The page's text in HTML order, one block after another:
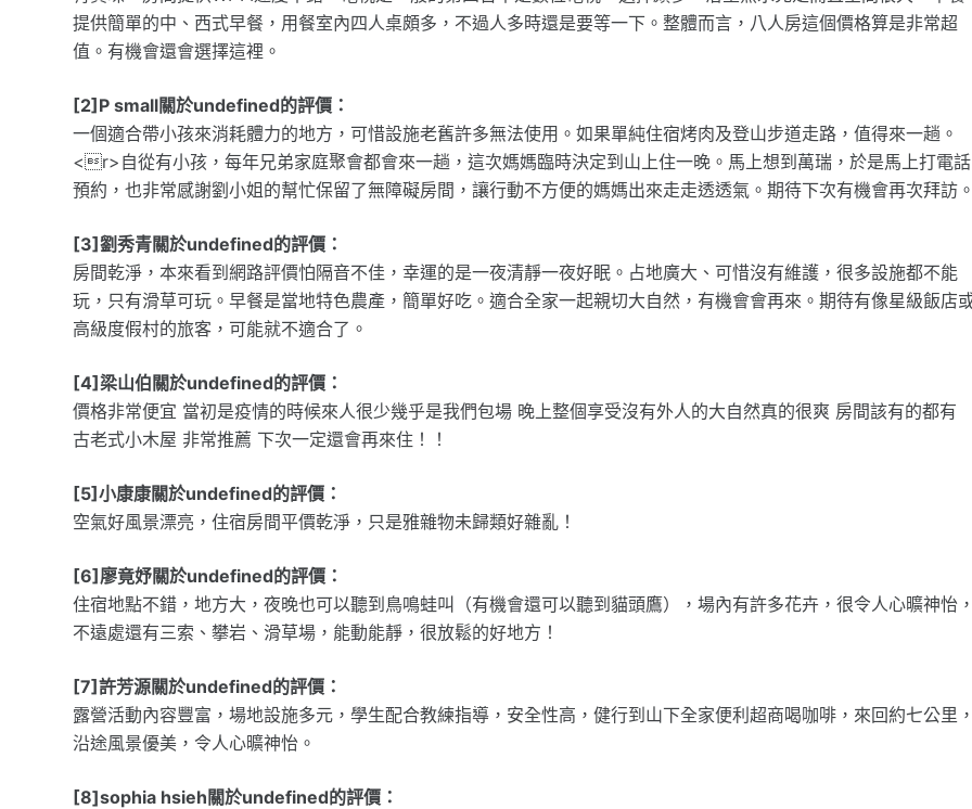
提供簡單的中、西式早餐，用餐室內四人桌頗多，不過人多時還是要等一下。整體而言，八人房這個價格算是非常超
值。有機會還會選擇這裡。
[2]P small關於undefined的評價：
一個適合帶小孩來消耗體力的地方，可惜設施老舊許多無法使用。如果單純住宿烤肉及登山步道走路，值得來一趟。
<r>自從有小孩，每年兄弟家庭聚會都會來一趟，這次媽媽臨時決定到山上住一晚。馬上想到萬瑞，於是馬上打電話
預約，也非常感謝劉小姐的幫忙保留了無障礙房間，讓行動不方便的媽媽出來走走透透氣。期待下次有機會再次拜訪。
[3]劉秀青關於undefined的評價：
房間乾淨，本來看到網路評價怕隔音不佳，幸運的是一夜清靜一夜好眠。占地廣大、可惜沒有維護，很多設施都不能
玩，只有滑草可玩。早餐是當地特色農產，簡單好吃。適合全家一起親切大自然，有機會會再來。期待有像星級飯店
高級度假村的旅客，可能就不適合了。
[4]梁山伯關於undefined的評價：
價格非常便宜 當初是疫情的時候來人很少幾乎是我們包場 晚上整個享受沒有外人的大自然真的很爽 房間該有的都有
古老式小木屋 非常推薦 下次一定還會再來住！！
[5]小康康關於undefined的評價：
空氣好風景漂亮，住宿房間平價乾淨，只是雅雜物未歸類好雜亂！
[6]廖竟妤關於undefined的評價：
住宿地點不錯，地方大，夜晚也可以聽到鳥鳴蛙叫（有機會還可以聽到貓頭鷹），場內有許多花卉，很令人心曠神怡，
不遠處還有三索、攀岩、滑草場，能動能靜，很放鬆的好地方！
[7]許芳源關於undefined的評價：
露營活動內容豐富，場地設施多元，學生配合教練指導，安全性高，健行到山下全家便利超商喝咖啡，來回約七公里，
沿途風景優美，令人心曠神怡。
[8]sophia hsieh關於undefined的評價：